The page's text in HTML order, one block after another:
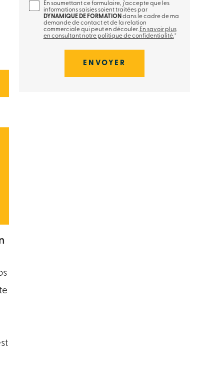
En soumettant ce formulaire, j'accepte que les
informations saisies soient traitées par
DYNAMIQUE DE FORMATION dans le cadre de ma
demande de contact et de la relation
commerciale qui peut en découler. En savoir plus
en consultant notre politique de confidentialité.*